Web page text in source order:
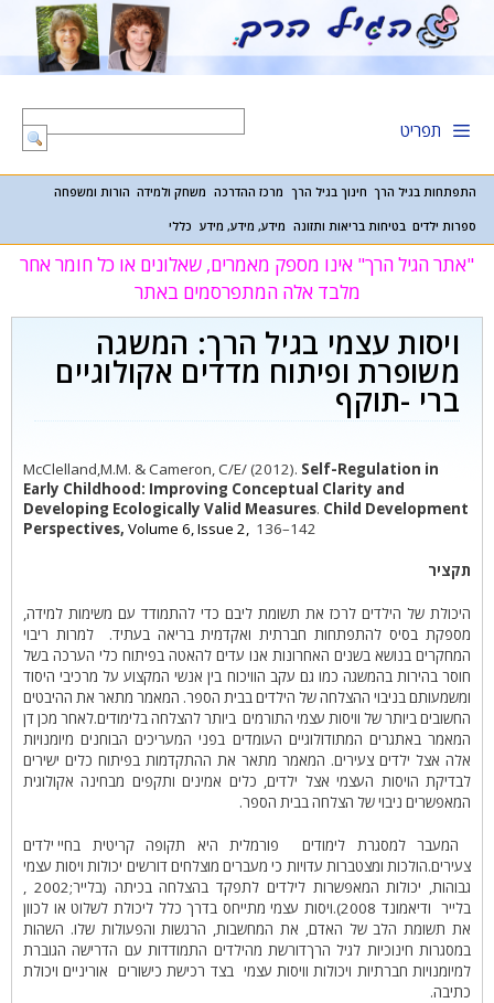
לתוכן
תפריט
התפתחות בגיל הרך חינוך בגיל הרך מרכז ההדרכה משחק ולמידה הורות ומשפחה
ספרות ילדים בטיחות בריאות ותזונה מידע, מידע, מידע כללי
"אתר הגיל הרך" אינו מספק מאמרים, שאלונים או כל חומר אחר
מלבד אלה המתפרסמים באתר
ויסות עצמי בגיל הרך: המשגה
משופרת ופיתוח מדדים אקולוגיים
ברי -תוקף
McClelland,M.M. & Cameron, C/E/ (2012). Self-Regulation in
Early Childhood: Improving Conceptual Clarity and
Developing Ecologically Valid Measures. Child Development
Perspectives, Volume 6, Issue 2, 136–142
תקציר
היכולת של הילדים לרכז את תשומת ליבם כדי להתמודד עם משימות למידה,
מספקת בסיס להתפתחות חברתית ואקדמית בריאה בעתיד. למרות ריבוי
המחקרים בנושא בשנים האחרונות אנו עדים להאטה בפיתוח כלי הערכה בשל
חוסר בהירות בהמשגה כמו גם עקב הוויכוח בין אנשי המקצוע על מרכיבי היסוד
ומשמעותםבניבוי ההצלחה של הילדים בבית הספר. המאמר מתאר את ההיבטים
החשובים ביותר של וויסות עצמי התורמים ביותרלהצלחהבלימודים.לאחר מכן דן
המאמרבאתגרים המתודולוגיים העומדים בפני המעריכים הבוחנים מיומנויות
אלה אצל ילדים צעירים. המאמר מתאר את ההתקדמות בפיתוח כלים ישירים
לבדיקת הויסות העצמי אצל ילדים, כלים אמינים ותקפים מבחינה אקולוגית
המאפשרים ניבוי של הצלחהבבית הספר.
המעברלמסגרת לימודים פורמלית היא תקופה קריטית בחיי ילדים
צעירים.הולכות ומצטברות עדויות כי מעברים מוצלחיםדורשים יכולות ויסות עצמי
גבוהות, יכולות המאפשרות לילדים לתפקד בהצלחה בכיתה (בלייר, 2002;
בלייר ודיאמונד 2008
).ויסות עצמי מתייחס בדרך כלל ליכולת לשלוט או לכוון
את תשומת הלב של האדם, אתהמחשבות, הרגשות והפעולות שלו. השהות
במסגרות חינוכיות לגיל הרךדורשת מהילדים התמודדות עם הדרישה הגוברת
למיומנויות חברתיות ויכולות וויסות עצמי בצד רכישת כישורים אוריניים ויכולת
כתיבה.